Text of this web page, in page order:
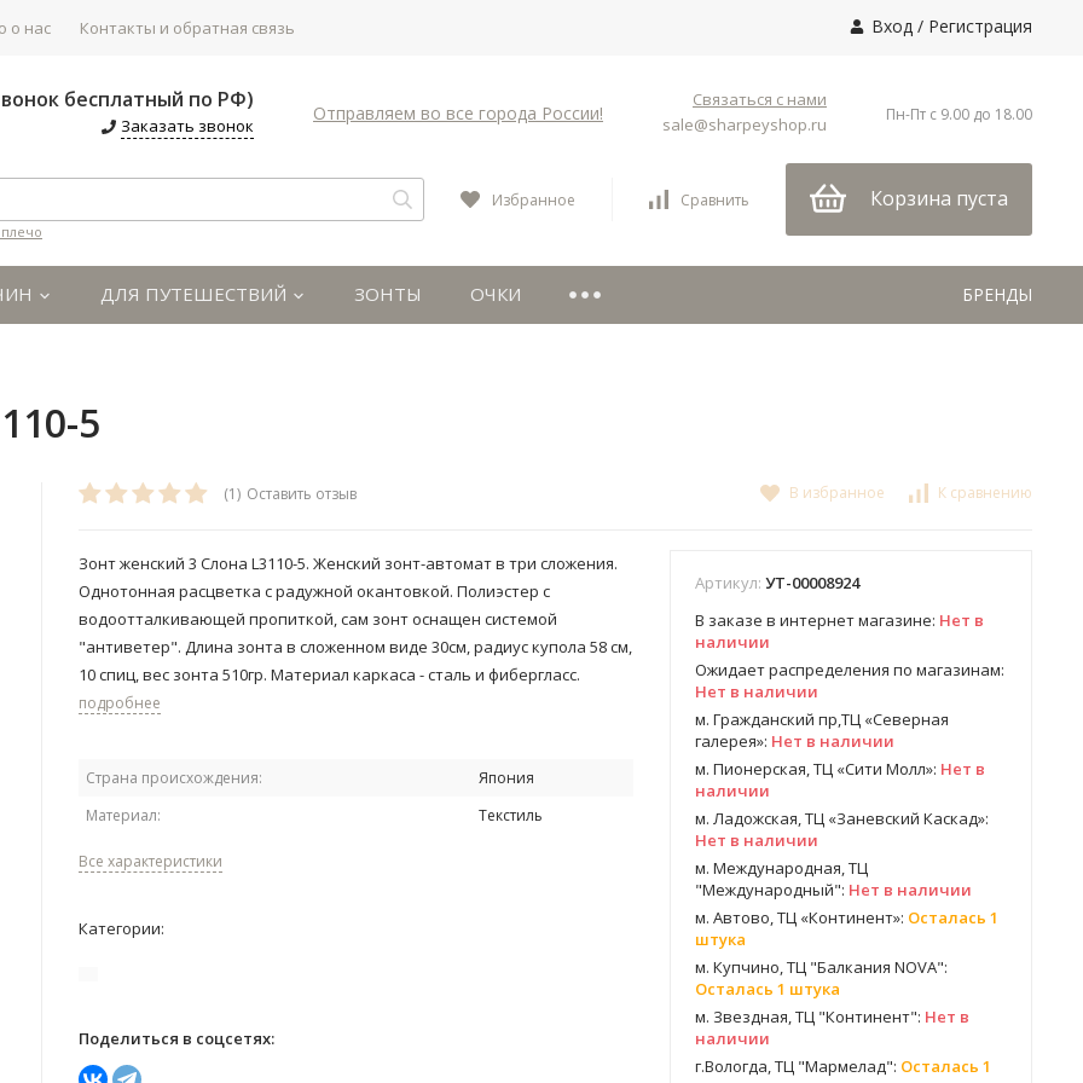
о нас Контакты и обратная связь Вход / Регистрация
бесплатный по РФ)
Заказать звонок
Отправляем во все города России!
Связаться с нами
sale@sharpeyshop.ru
Пн-Пт с 9.00 до 18.00
Избранное Сравнить Корзина пуста
ДЛЯ ПУТЕШЕСТВИЙ ЗОНТЫ ОЧКИ БРЕНДЫ
5
(1) Оставить отзыв В избранное К сравнению
Зонт женский 3 Cлона L3110-5. ​Женский зонт-автомат в три сложения.
Однотонная расцветка с радужной окантовкой. Полиэстер с
водоотталкивающей пропиткой, сам зонт оснащен системой
"антиветер". Длина зонта в сложенном виде 30см, радиус купола 58 см,
10 спиц, вес зонта 510гр. Материал каркаса - сталь и фибергласс.
подробнее
Страна происхождения:
Япония
Материал:
Текстиль
Все характеристики
Категории:
Поделиться в соцсетях:
Артикул: УТ-00008924
В заказе в интернет магазине: Нет в
наличии
Ожидает распределения по магазинам:
Нет в наличии
м. Гражданский пр,ТЦ «Северная
галерея»: Нет в наличии
м. Пионерская, ТЦ «Сити Молл»: Нет в
наличии
м. Ладожская, ТЦ «Заневский Каскад»:
Нет в наличии
м. Международная, ТЦ
"Международный": Нет в наличии
м. Автово, ТЦ «Континент»: Осталась 1
штука
м. Купчино, ТЦ "Балкания NOVA":
Осталась 1 штука
м. Звездная, ТЦ "Континент": Нет в
наличии
г.Вологда, ТЦ "Мармелад": Осталась 1